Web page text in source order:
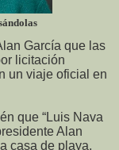
García que las
licitación
un viaje oficial en
que “Luis Nava
Alan
casa de playa,